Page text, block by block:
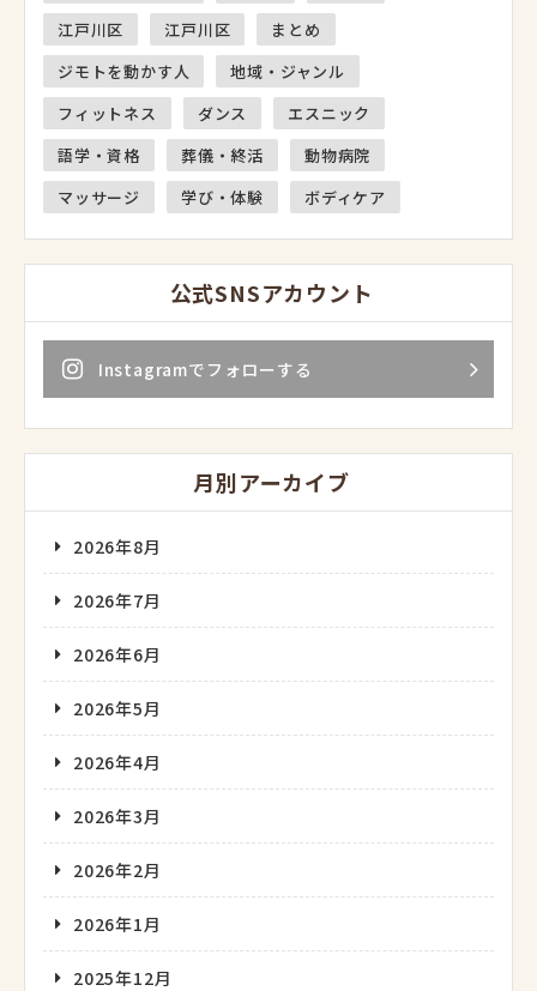
江戸川区
江戸川区
まとめ
ジモトを動かす人
地域・ジャンル
フィットネス
ダンス
エスニック
語学・資格
葬儀・終活
動物病院
マッサージ
学び・体験 ボディケア
公式SNSアカウント
Instagramでフォローする
月別アーカイブ
2026年8月
2026年7月
2026年6月
2026年5月
2026年4月
2026年3月
2026年2月
2026年1月
2025年12月